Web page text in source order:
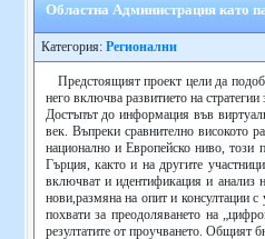
Областна Администрация като
Категория: Регионални
Предстоящият проект цели да
него включва развитието на
Достъпът до информация във
век. Въпреки сравнително високото
национално и Европейско ниво, този
Гърция, както и на другите
включват и идентификация и анализ
нови,размяна на опит и консултации
похвати за преодоляването на
резултатите от проучването. Общият